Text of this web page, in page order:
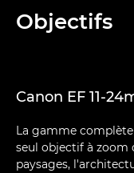
Objectifs
Canon EF 11-
La gamme
seul objectif à zoom
paysages,